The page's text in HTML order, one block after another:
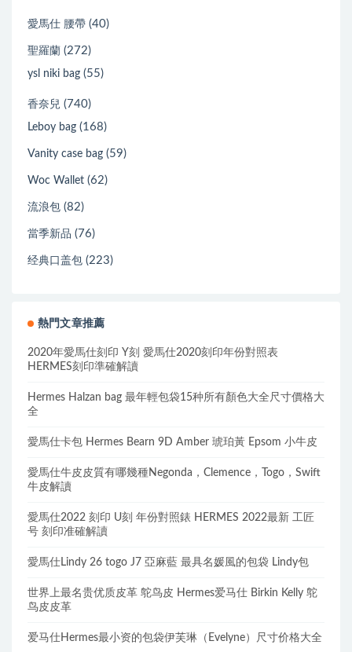
愛馬仕 腰帶 (40)
聖羅蘭 (272)
ysl niki bag (55)
香奈兒 (740)
Leboy bag (168)
Vanity case bag (59)
Woc Wallet (62)
流浪包 (82)
當季新品 (76)
经典口盖包 (223)
熱門文章推薦
2020年愛馬仕刻印 Y刻 愛馬仕2020刻印年份對照表
HERMES刻印準確解讀
Hermes Halzan bag 最年輕包袋15种所有顏色大全尺寸價格大
全
愛馬仕卡包 Hermes Bearn 9D Amber 琥珀黃 Epsom 小牛皮
愛馬仕牛皮皮質有哪幾種Negonda，Clemence，Togo，Swift
牛皮解讀
愛馬仕2022 刻印 U刻 年份對照錶 HERMES 2022最新 工匠
号 刻印准確解讀
愛馬仕Lindy 26 togo J7 亞麻藍 最具名媛風的包袋 Lindy包
世界上最名贵优质皮革 鸵鸟皮 Hermes爱马仕 Birkin Kelly 鸵
鸟皮皮革
爱马仕Hermes最小资的包袋伊芙琳（Evelyne）尺寸价格大全